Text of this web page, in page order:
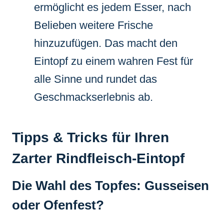
ermöglicht es jedem Esser, nach
Belieben weitere Frische
hinzuzufügen. Das macht den
Eintopf zu einem wahren Fest für
alle Sinne und rundet das
Geschmackserlebnis ab.
Tipps & Tricks für Ihren
Zarter Rindfleisch-Eintopf
Die Wahl des Topfes: Gusseisen
oder Ofenfest?